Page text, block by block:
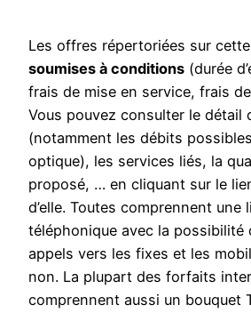
Les offres répertoriées sur
soumises à conditions (durée
frais de mise en service, frais
Vous pouvez consulter le détail
(notamment les débits
optique), les services liés, la
proposé, … en cliquant sur le
d’elle. Toutes comprennent une
téléphonique avec la possibilité
appels vers les fixes et les
non. La plupart des forfaits
comprennent aussi un bouquet